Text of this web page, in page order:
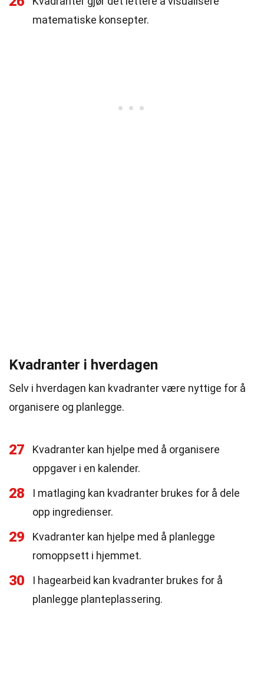
matematiske konsepter.
Kvadranter i hverdagen
Selv i hverdagen kan kvadranter være nyttige for å
organisere og planlegge.
27
Kvadranter kan hjelpe med å organisere
oppgaver i en kalender.
28
I matlaging kan kvadranter brukes for å dele
opp ingredienser.
29
Kvadranter kan hjelpe med å planlegge
romoppsett i hjemmet.
30
I hagearbeid kan kvadranter brukes for å
planlegge planteplassering.